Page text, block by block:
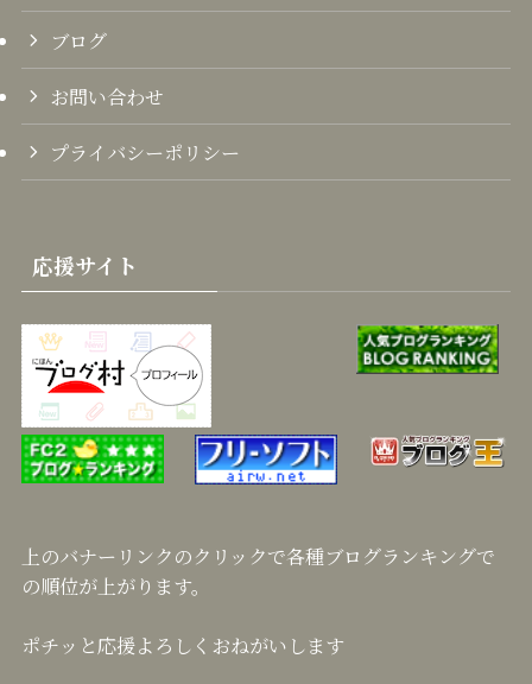
ブログ
お問い合わせ
プライバシーポリシー
応援サイト
上のバナーリンクのクリックで各種ブログランキングで
の順位が上がります。
ポチッと応援よろしくおねがいします